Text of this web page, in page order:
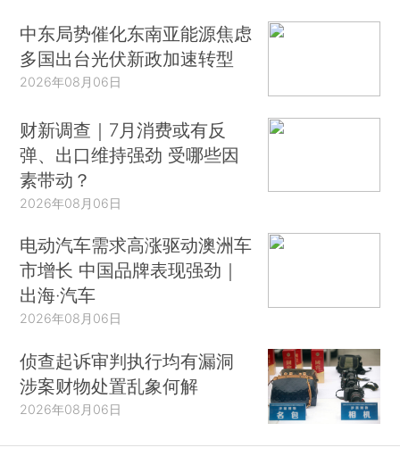
中东局势催化东南亚能源焦虑
多国出台光伏新政加速转型
2026年08月06日
财新调查｜7月消费或有反
弹、出口维持强劲 受哪些因
素带动？
2026年08月06日
电动汽车需求高涨驱动澳洲车
市增长 中国品牌表现强劲｜
出海·汽车
2026年08月06日
侦查起诉审判执行均有漏洞
涉案财物处置乱象何解
2026年08月06日